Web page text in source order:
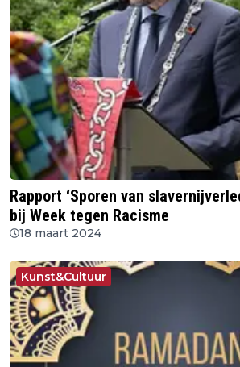
Rapport ‘Sporen van
bij Week tegen Racisme
18 maart 2024
Kunst&Cultuur